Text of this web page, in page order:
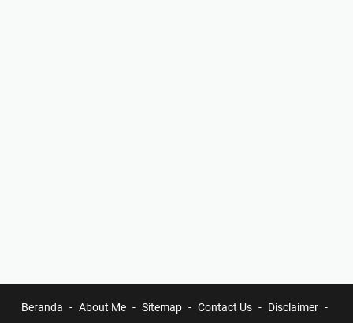
Beranda About Me Sitemap Contact Us Disclaimer